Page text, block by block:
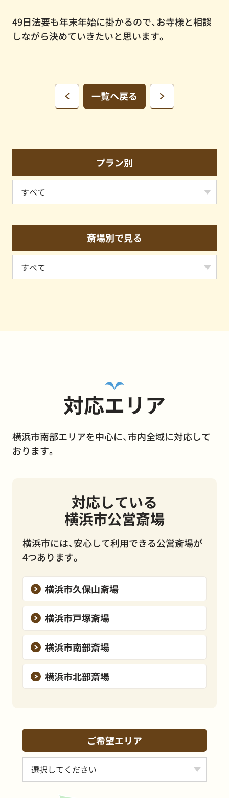
49日法要も年末年始に掛かるので、お寺様と相談
しながら決めていきたいと思います。
一覧へ戻る
プラン別
斎場別で見る
対応エリア
横浜市南部エリアを中心に、市内全域に対応して
おります。
対応している
横浜市公営斎場
横浜市には、安心して利用できる公営斎場が
4つあります。
横浜市久保山斎場
横浜市戸塚斎場
横浜市南部斎場
横浜市北部斎場
ご希望エリア